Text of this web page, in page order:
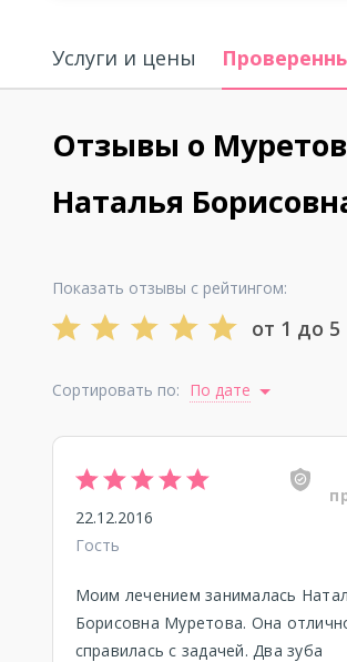
Услуги и цены
Отзывы о
Наталья
Показать отзывы с рейтингом:
от 1 до 5
Сортировать по: По дате
22.12.2016
Гость
Моим лечением занималась
Борисовна Муретова. Она
справилась с задачей. Два зуба